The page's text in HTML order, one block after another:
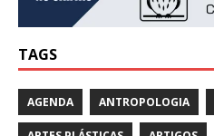
TAGS
AGENDA ANTROPOLOGIA